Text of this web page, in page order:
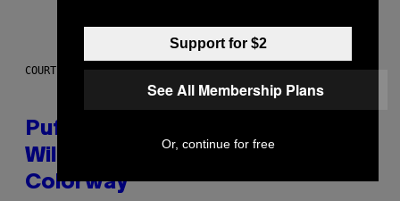
COURTESY OF PUFFCO
Puffco Went Full Gamer With Its
Wild New Plasma Peak Pro
Colorway
Support for $2
See All Membership Plans
Or, continue for free